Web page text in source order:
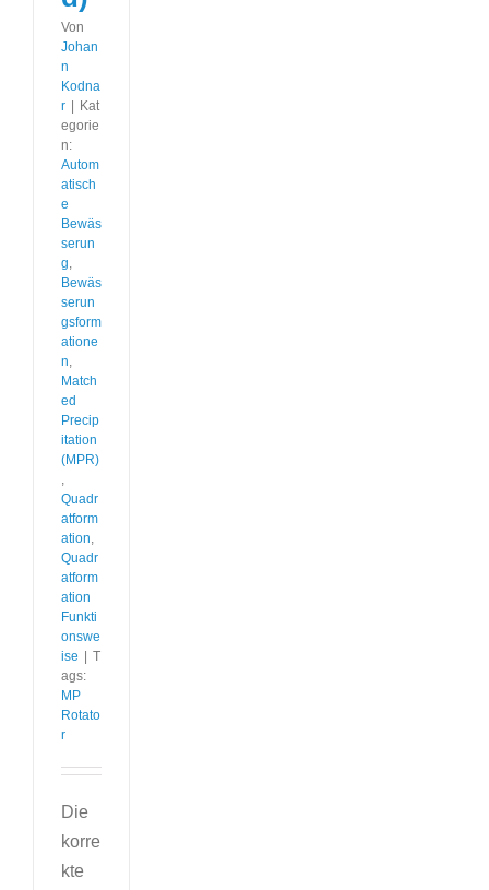
Von
Johan
n
Kodna
r
Kat
egorie
n:
Autom
atisch
e
Bewäs
serun
g,
Bewäs
serun
gsform
atione
n,
Match
ed
Precip
itation
(MPR)
,
Quadr
atform
ation,
Quadr
atform
ation
Funkti
onswe
ise
T
ags:
MP
Rotato
r
Die
korre
kte